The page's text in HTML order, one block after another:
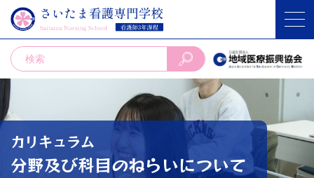
カリキュラム
分野及び科目のねらいについて